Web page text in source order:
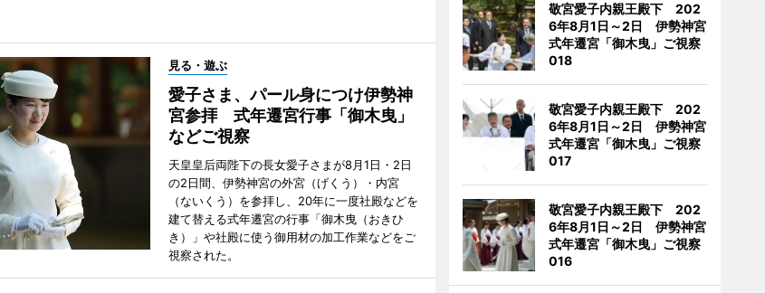
見る・遊ぶ
愛子さま、パール身につけ伊勢神
宮参拝 式年遷宮行事「御木曳」
などご視察
天皇皇后両陛下の長女愛子さまが8月1日・2日
の2日間、伊勢神宮の外宮（げくう）・内宮
（ないくう）を参拝し、20年に一度社殿などを
建て替える式年遷宮の行事「御木曳（おきひ
き）」や社殿に使う御用材の加工作業などをご
視察された。
敬宮愛子内親王殿下 202
6年8月1日～2日 伊勢神宮
式年遷宮「御木曳」ご視察
018
敬宮愛子内親王殿下 202
6年8月1日～2日 伊勢神宮
式年遷宮「御木曳」ご視察
017
敬宮愛子内親王殿下 202
6年8月1日～2日 伊勢神宮
式年遷宮「御木曳」ご視察
016